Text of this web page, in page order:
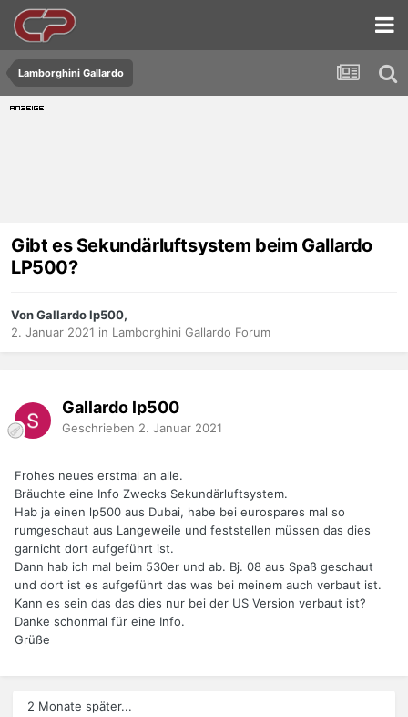
Lamborghini Gallardo
Gibt es Sekundärluftsystem beim Gallardo
LP500?
Von Gallardo lp500,
2. Januar 2021 in Lamborghini Gallardo Forum
Gallardo lp500
Geschrieben 2. Januar 2021
Frohes neues erstmal an alle.
Bräuchte eine Info Zwecks Sekundärluftsystem.
Hab ja einen lp500 aus Dubai, habe bei eurospares mal so
rumgeschaut aus Langeweile und feststellen müssen das dies
garnicht dort aufgeführt ist.
Dann hab ich mal beim 530er und ab. Bj. 08 aus Spaß geschaut
und dort ist es aufgeführt das was bei meinem auch verbaut ist.
Kann es sein das das dies nur bei der US Version verbaut ist?
Danke schonmal für eine Info.
Grüße
2 Monate später...